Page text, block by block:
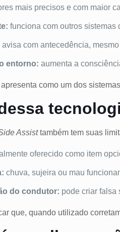
mais precisos e com maior
funciona com outros sistemas
avisa com antecedência,
entorno: aumenta a
como um dos
Assisttambém tem suas
oferecido como item
chuva, sujeira ou mau
do condutor: pode criar falsa
que, quando utilizado